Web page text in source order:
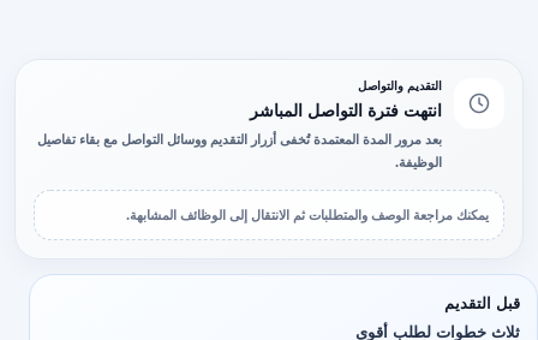
التقديم والتواصل
انتهت فترة التواصل المباشر
بعد مرور المدة المعتمدة تُخفى أزرار التقديم ووسائل التواصل مع بقاء تفاصيل
الوظيفة.
يمكنك مراجعة الوصف والمتطلبات ثم الانتقال إلى الوظائف المشابهة.
قبل التقديم
ثلاث خطوات لطلب أقوى